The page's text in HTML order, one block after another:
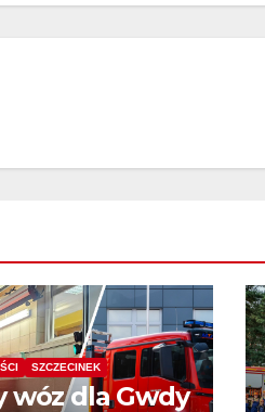
SZCZECINEK
wóz dla Gwdy